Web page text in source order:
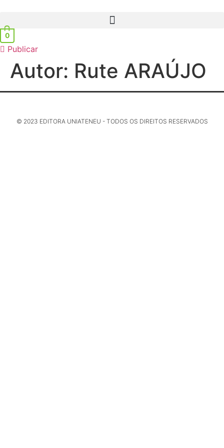
0
Publicar
Autor: Rute ARAÚJO
© 2023 EDITORA UNIATENEU - TODOS OS DIREITOS RESERVADOS